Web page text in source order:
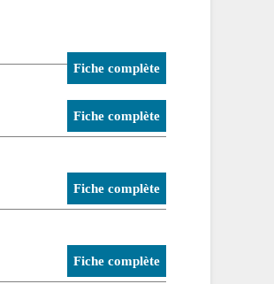
Fiche complète
Fiche complète
Fiche complète
Fiche complète